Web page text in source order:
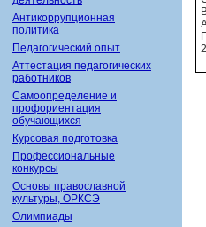
Антикоррупционная
политика
Педагогический опыт
Аттестация педагогических
работников
Самоопределение и
профориентация
обучающихся
Курсовая подготовка
Профессиональные
конкурсы
Основы православной
культуры, ОРКСЭ
Олимпиады